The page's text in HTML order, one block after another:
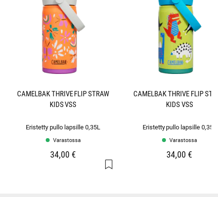
CAMELBAK THRIVE FLIP STRAW
KIDS VSS
Eristetty pullo lapsille 0,35L
Varastossa
34,00 €
CAMELBAK THRIVE FLIP
KIDS VSS
Eristetty pullo lapsille 0,35L
Varastossa
34,00 €